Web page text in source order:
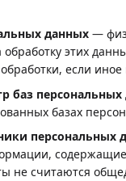
данных —
этих
если
баз
базах
персональных
не считаются